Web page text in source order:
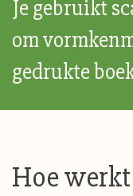
Je gebruikt
om
gedrukte
Hoe